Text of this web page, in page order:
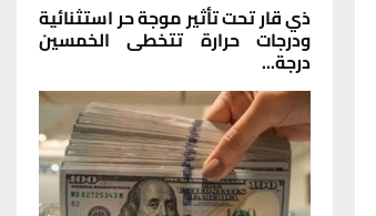
ذي قار تحت تأثير موجة حر استثنائية
ودرجات حرارة تتخطى الخمسين
درجة...